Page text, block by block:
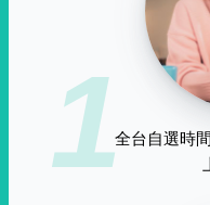
1全台自選時